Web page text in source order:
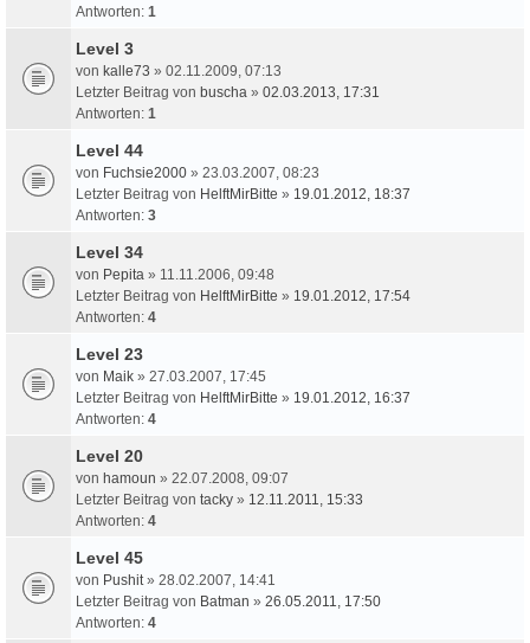
Antworten: 1
Level 3
von kalle73 » 02.11.2009, 07:13
Letzter Beitrag von buscha » 02.03.2013, 17:31
Antworten: 1
Level 44
von Fuchsie2000 » 23.03.2007, 08:23
Letzter Beitrag von HelftMirBitte » 19.01.2012, 18:37
Antworten: 3
Level 34
von Pepita » 11.11.2006, 09:48
Letzter Beitrag von HelftMirBitte » 19.01.2012, 17:54
Antworten: 4
Level 23
von Maik » 27.03.2007, 17:45
Letzter Beitrag von HelftMirBitte » 19.01.2012, 16:37
Antworten: 4
Level 20
von hamoun » 22.07.2008, 09:07
Letzter Beitrag von tacky » 12.11.2011, 15:33
Antworten: 4
Level 45
von Pushit» 28.02.2007, 14:41
Letzter Beitrag von Batman » 26.05.2011, 17:50
Antworten: 4